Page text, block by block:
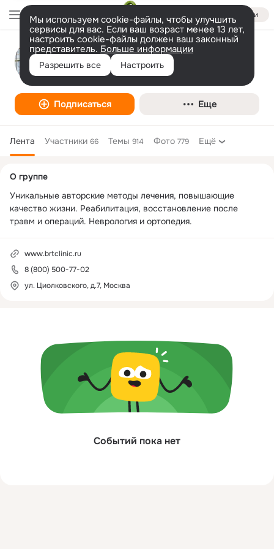
Войти
Мы используем cookie-файлы, чтобы улучшить
сервисы для вас. Если ваш возраст менее 13 лет,
настроить cookie-файлы должен ваш законный
представитель. Больше информации
Разрешить все Настроить
Клиника восстановительного лечения
БиАТи
Подписаться Еще
Лента Участники 66 Темы 914 Фото 779 Ещё
Событий пока нет
колонка
О группе
Уникальные авторские методы лечения, повышающие
качество жизни. Реабилитация, восстановление после
травм и операций. Неврология и ортопедия.
www.brtclinic.ru
8 (800) 500-77-02
ул. Циолковского, д.7, Москва